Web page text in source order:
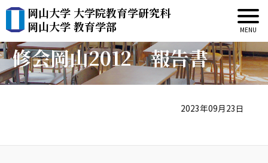
岡山大学 大学院教育学研究科
岡山大学 教育学部
ESD・ユネスコスクール研
修会岡山2012 報告書
2023年09月23日